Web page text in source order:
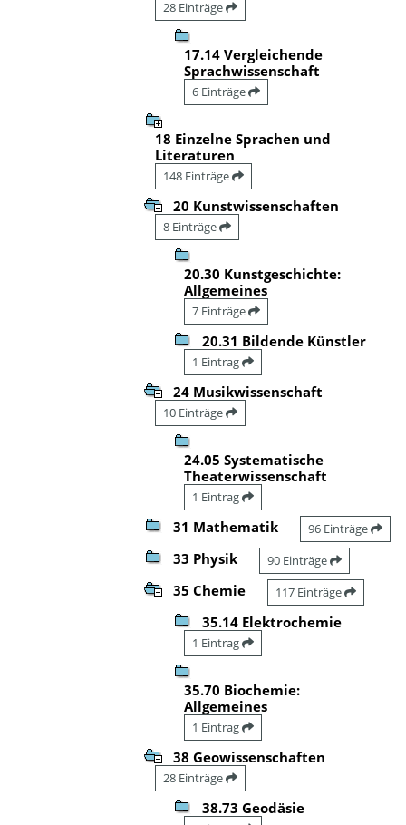
28 Einträge
17.14 Vergleichende
Sprachwissenschaft
6 Einträge
18 Einzelne Sprachen und
Literaturen
148 Einträge
20 Kunstwissenschaften
8 Einträge
20.30 Kunstgeschichte:
Allgemeines
7 Einträge
20.31 Bildende Künstler
1 Eintrag
24 Musikwissenschaft
10 Einträge
24.05 Systematische
Theaterwissenschaft
1 Eintrag
31 Mathematik 96 Einträge
33 Physik 90 Einträge
35 Chemie 117 Einträge
35.14 Elektrochemie
1 Eintrag
35.70 Biochemie:
Allgemeines
1 Eintrag
38 Geowissenschaften
28 Einträge
38.73 Geodäsie